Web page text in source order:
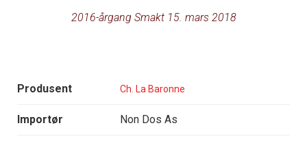
2016-årgang Smakt 15. mars 2018
Produsent Ch. La Baronne
Importør Non Dos As